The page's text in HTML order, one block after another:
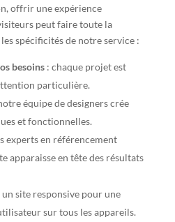
offrir une expérience
peut faire toute la
spécificités de notre service :
besoins: chaque projet est
particulière.
équipe de designers crée
et fonctionnelles.
experts en référencement
apparaisse en tête des résultats
site responsive pour une
sur tous les appareils.